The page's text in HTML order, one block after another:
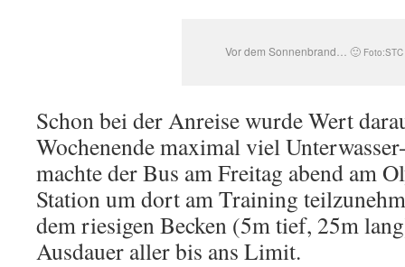
Vor dem Sonnenbrand… 🙂
Schon bei der Anreise wurde Wert
Wochenende maximal viel
machte der Bus am Freitag abend am
Station um dort am Training
dem riesigen Becken (5m tief, 25m
Ausdauer aller bis ans Limit.